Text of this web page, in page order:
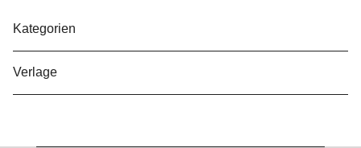
Kategorien
Verlage